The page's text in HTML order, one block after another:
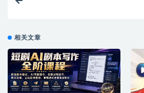
相关文章